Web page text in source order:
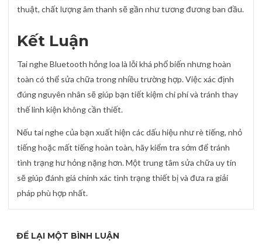
thuật, chất lượng âm thanh sẽ gần như tương đương ban đầu.
Kết Luận
Tai nghe Bluetooth hỏng loa là lỗi khá phổ biến nhưng hoàn
toàn có thể sửa chữa trong nhiều trường hợp. Việc xác định
đúng nguyên nhân sẽ giúp bạn tiết kiệm chi phí và tránh thay
thế linh kiện không cần thiết.
Nếu tai nghe của bạn xuất hiện các dấu hiệu như rè tiếng, nhỏ
tiếng hoặc mất tiếng hoàn toàn, hãy kiểm tra sớm để tránh
tình trạng hư hỏng nặng hơn. Một trung tâm sửa chữa uy tín
sẽ giúp đánh giá chính xác tình trạng thiết bị và đưa ra giải
pháp phù hợp nhất.
ĐỂ LẠI MỘT BÌNH LUẬN